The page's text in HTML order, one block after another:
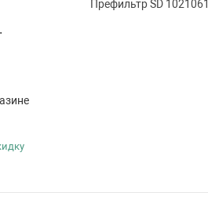
Префильтр SD 1021061.